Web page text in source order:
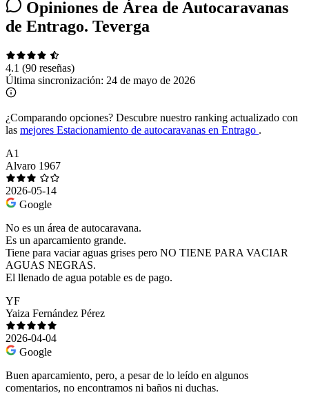
Opiniones de Área de Autocaravanas
de Entrago. Teverga
4.1 (90 reseñas)
Última sincronización: 24 de mayo de 2026
¿Comparando opciones? Descubre nuestro ranking actualizado con
las mejores Estacionamiento de autocaravanas en Entrago .
A1
Alvaro 1967
2026-05-14
Google
No es un área de autocaravana.
Es un aparcamiento grande.
Tiene para vaciar aguas grises pero NO TIENE PARA VACIAR
AGUAS NEGRAS.
El llenado de agua potable es de pago.
YF
Yaiza Fernández Pérez
2026-04-04
Google
Buen aparcamiento, pero, a pesar de lo leído en algunos
comentarios, no encontramos ni baños ni duchas.